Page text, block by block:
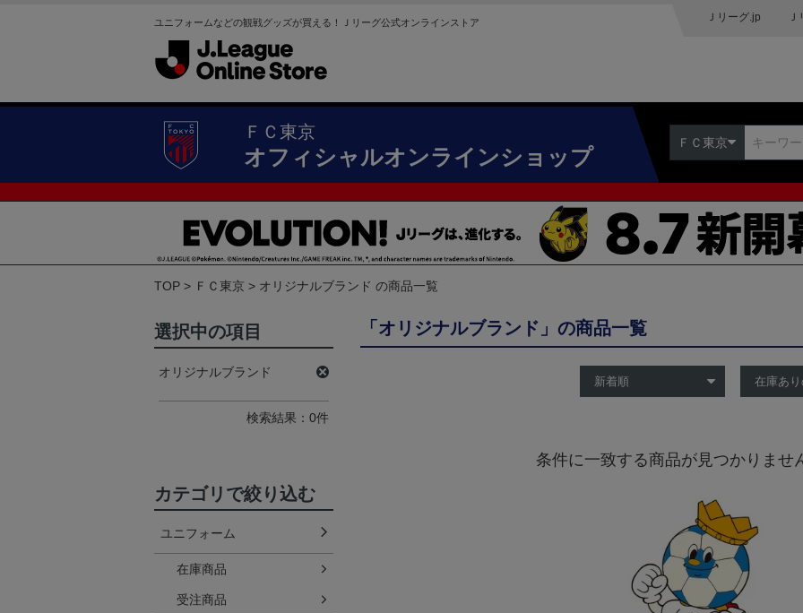
ユニフォームなどの観戦グッズが買える！Ｊリーグ公式オンラインストア Ｊリーグ.jp
ＦＣ東京
オフィシャルオンラインショップ
ＦＣ東京
TOP ＦＣ東京 オリジナルブランド の商品一覧
「オリジナルブランド」の商品一覧
条件に一致する商品が見つかりませ
選択中の項目
オリジナルブランド
検索結果：0件
カテゴリで絞り込む
ユニフォーム
在庫商品
受注商品